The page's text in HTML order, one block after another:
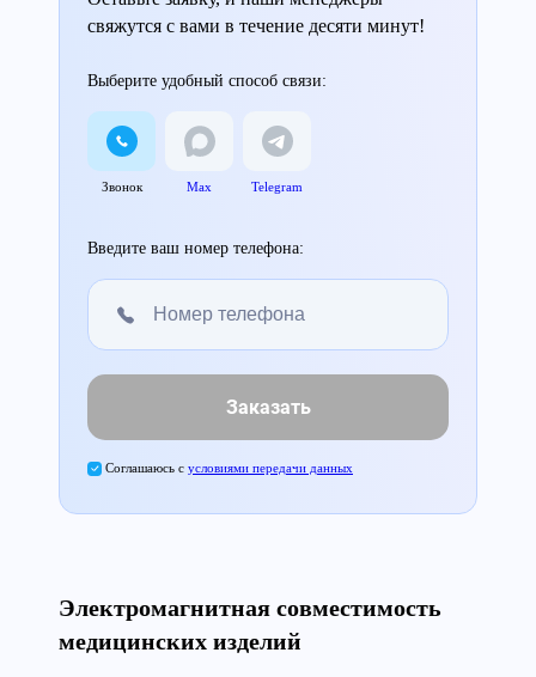
свяжутся с вами в течение десяти минут!
Выберите удобный способ связи:
Звонок Max Telegram
Введите ваш номер телефона:
Заказать
Соглашаюсь с условиями передачи данных
Электромагнитная совместимость
медицинских изделий